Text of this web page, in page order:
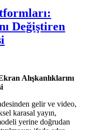
Değiştiren
Alışkanlıklarını
gelir ve video,
karasal yayın,
yerine doğrudan